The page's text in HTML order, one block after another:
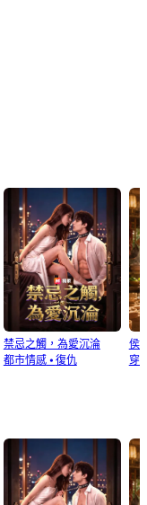
禁忌之觸，為愛沉淪
都市情感⦁ 復仇
侯
穿